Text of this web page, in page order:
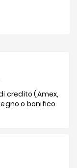
credito (Amex,
o bonifico